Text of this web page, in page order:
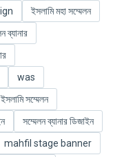
ইসলামি মহা সম্মেলন
ব্যানার
was
ইসলামি সম্মেলন
সম্মেলন ব্যানার ডিজাইন
mahfil stage banner